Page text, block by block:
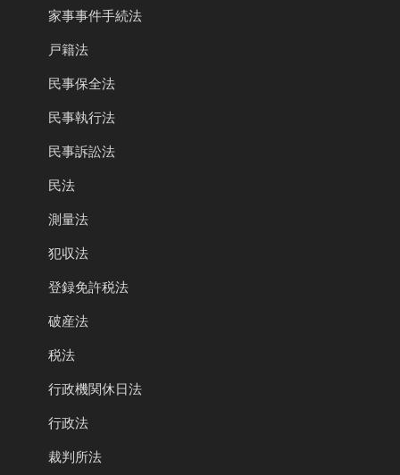
家事事件手続法
戸籍法
民事保全法
民事執行法
民事訴訟法
民法
測量法
犯収法
登録免許税法
破産法
税法
行政機関休日法
行政法
裁判所法